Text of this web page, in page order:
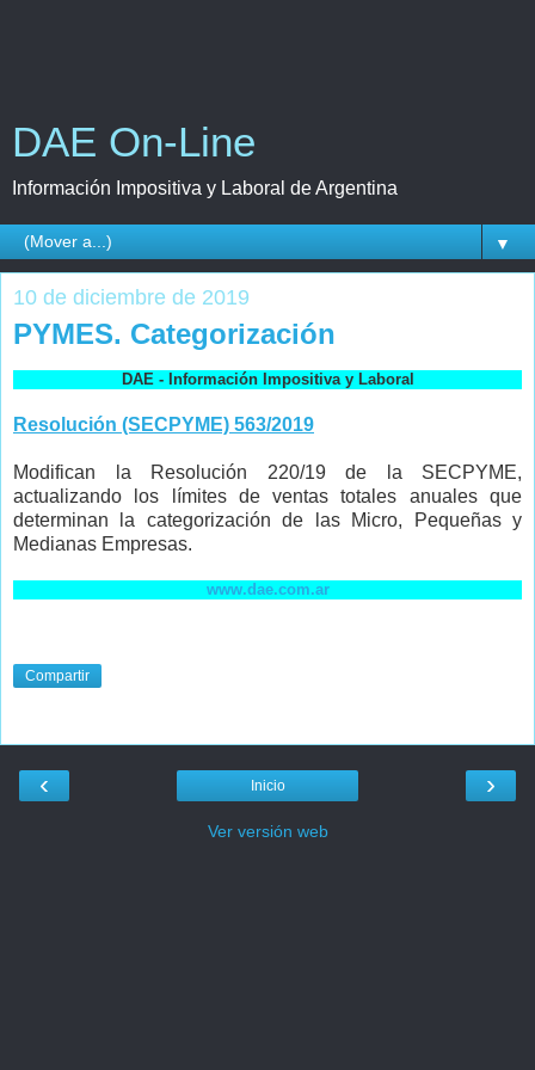
DAE On-Line
Información Impositiva y Laboral de Argentina
▼
10 de diciembre de 2019
PYMES. Categorización
DAE - Información Impositiva y Laboral
Resolución (SECPYME) 563/2019
Modifican la Resolución 220/19 de la SECPYME,
actualizando los límites de ventas totales anuales que
determinan la categorización de las Micro, Pequeñas y
Medianas Empresas.
www.dae.com.ar
Compartir
‹ ›
Inicio
Ver versión web